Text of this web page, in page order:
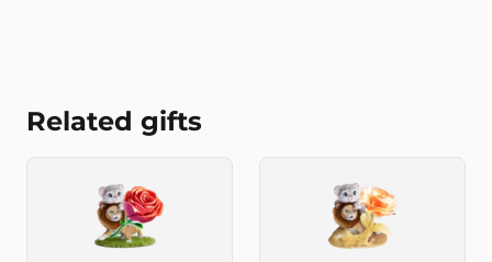
Related gifts